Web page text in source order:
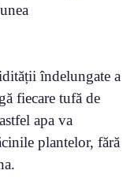
îndelungate a
fiecare tufă de
apa va
plantelor, fără